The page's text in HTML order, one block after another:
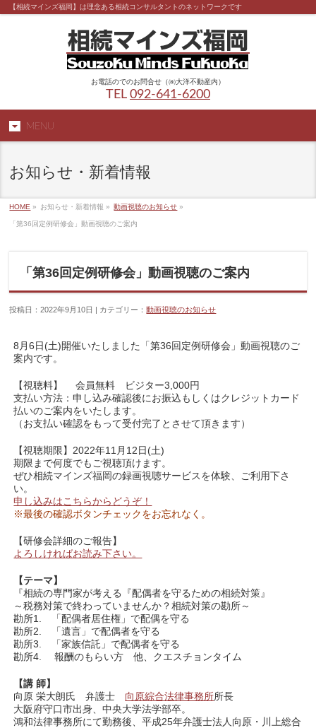
【相続マインズ福岡】は理念ある相続コンサルタントのネットワークです
お電話のでのお問合せ（㈱大洋不動産内）
TEL 092-641-6200
MENU
お知らせ・新着情報
HOME » お知らせ・新着情報 » 動画視聴のお知らせ »
「第36回定例研修会」動画視聴のご案内
「第36回定例研修会」動画視聴のご案内
投稿日：2022年9月10日 | カテゴリー：動画視聴のお知らせ
8月6日(土)開催いたしました「第36回定例研修会」動画視聴のご
案内です。
【視聴料】 会員無料 ビジター3,000円
支払い方法：申し込み確認後にお振込もしくはクレジットカード
払いのご案内をいたします。
（お支払い確認をもって受付完了とさせて頂きます）
【視聴期限】2022年11月12日(土)
期限まで何度でもご視聴頂けます。
ぜひ相続マインズ福岡の録画視聴サービスを体験、ご利用下さ
い。
申し込みはこちらからどうぞ！
※最後の確認ボタンチェックをお忘れなく。
【研修会詳細のご報告】
よろしければお読み下さい。
【テーマ】
『相続の専門家が考える『配偶者を守るための相続対策』
～税務対策で終わっていませんか？相続対策の勘所～
勘所1. 「配偶者居住権」で配偶を守る
勘所2. 「遺言」で配偶者を守る
勘所3. 「家族信託」で配偶者を守る
勘所4. 報酬のもらい方 他、クエスチョンタイム
【講 師】
向原 栄大朗氏 弁護士 向原綜合法律事務所所長
大阪府守口市出身、中央大学法学部卒。
鴻和法律事務所にて勤務後、平成25年弁護士法人向原・川上総合